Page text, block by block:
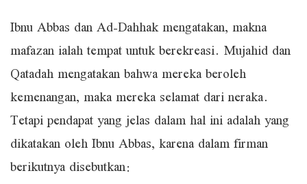
Ibnu Abbas dan Ad-Dahhak mengatakan, makna
mafazan ialah tempat untuk berekreasi. Mujahid dan
Qatadah mengatakan bahwa mereka beroleh
kemenangan, maka mereka selamat dari neraka.
Tetapi pendapat yang jelas dalam hal ini adalah yang
dikatakan oleh Ibnu Abbas, karena dalam firman
berikutnya disebutkan: